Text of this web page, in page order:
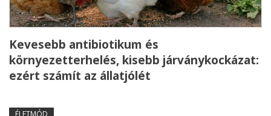
Kevesebb antibiotikum és
környezetterhelés, kisebb járványkockázat:
ezért számít az állatjólét